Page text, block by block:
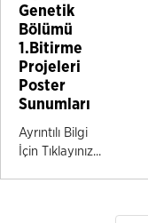
Genetik
Bölümü
1.Bitirme
Projeleri
Poster
Sunumları
Ayrıntılı Bilgi
İçin Tıklayınız...